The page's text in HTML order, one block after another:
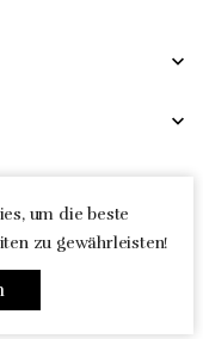



um die beste
zu gewährleisten!